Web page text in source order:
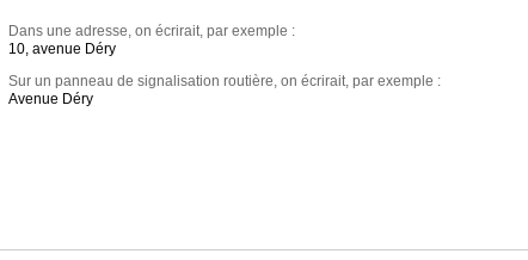
Dans une adresse, on écrirait, par exemple :
10, avenue Déry
Sur un panneau de signalisation routière, on écrirait, par exemple :
Avenue Déry